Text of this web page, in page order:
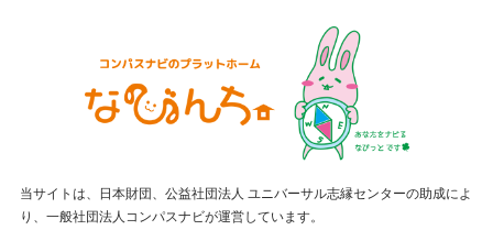
当サイトは、日本財団、公益社団法人 ユニバーサル志縁センターの助成によ
り、一般社団法人コンパスナビが運営しています。